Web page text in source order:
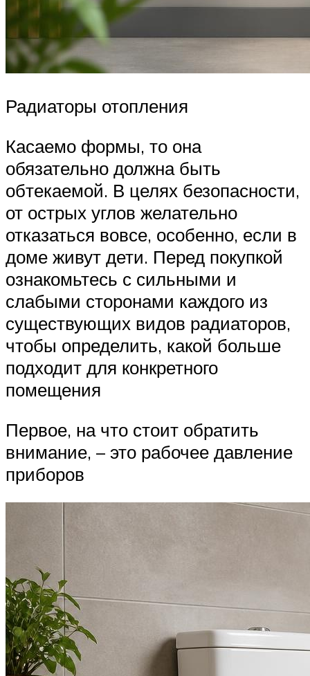
Радиаторы отопления
Касаемо формы, то она
обязательно должна быть
обтекаемой. В целях безопасности,
от острых углов желательно
отказаться вовсе, особенно, если в
доме живут дети. Перед покупкой
ознакомьтесь с сильными и
слабыми сторонами каждого из
существующих видов радиаторов,
чтобы определить, какой больше
подходит для конкретного
помещения
Первое, на что стоит обратить
внимание, – это рабочее давление
приборов